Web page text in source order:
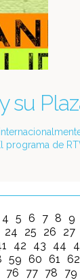
su
programa de
4 5 6 7 8 9
24 25 26 27
42 43 44
59 60 61 62
76 77 78 79